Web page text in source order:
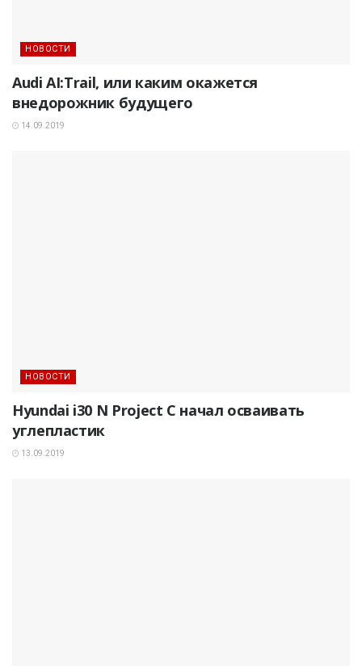
НОВОСТИ
Audi AI:Trail, или каким окажется
внедорожник будущего
14.09.2019
НОВОСТИ
Hyundai i30 N Project C начал осваивать
углепластик
13.09.2019